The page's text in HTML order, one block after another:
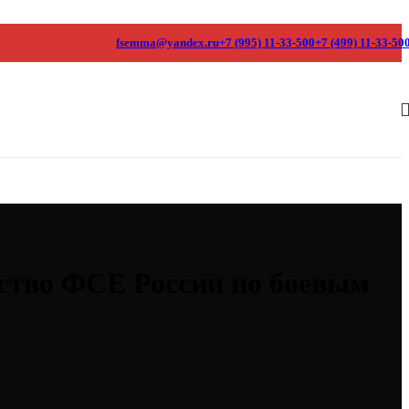
fsemma@yandex.ru+7 (995) 11-33-500+7 (499) 11-33-
ФСЕ России по боевым